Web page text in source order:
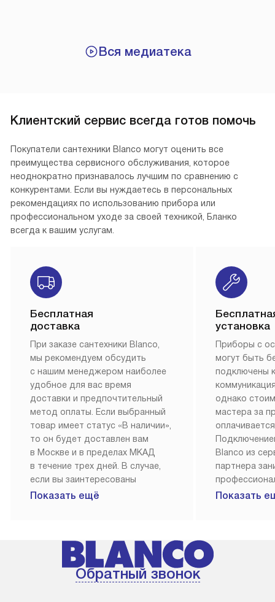
Вся медиатека
Клиентский сервис всегда готов помочь
Покупатели сантехники Blanco могут оценить все
преимущества сервисного обслуживания, которое
неоднократно признавалось лучшим по сравнению с
конкурентами. Если вы нуждаетесь в персональных
рекомендациях по использованию прибора или
профессиональном уходе за своей техникой, Бланко
всегда к вашим услугам.
Бесплатная
доставка
При заказе сантехники Blanco,
мы рекомендуем обсудить
с нашим менеджером наиболее
удобное для вас время
доставки и предпочтительный
метод оплаты. Если выбранный
товар имеет статус «В наличии»,
то он будет доставлен вам
в Москве и в пределах МКАД
в течение трех дней. В случае,
если вы заинтересованы
в товаре, который доступен
менеджером на сайте. Товары
с особым лейблом
доставляются бесплатно
Показать ещё
установка
Приборы с
могут быть
подключены
однако
мастера за
Blanco из
партнера
Наш сервис
Показать
Обратный звонок